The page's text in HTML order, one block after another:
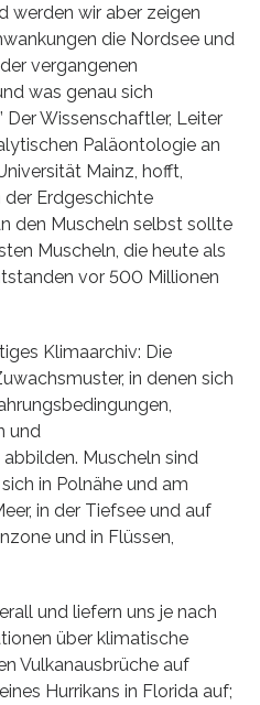
werden wir aber zeigen
die Nordsee und
vergangenen
was genau sich
Wissenschaftler, Leiter
Paläontologie an
Mainz, hofft,
Erdgeschichte
den Muscheln selbst sollte
Muscheln, die heute als
vor 500 Millionen
Klimaarchiv: Die
in denen sich
und
Muscheln sind
in Polnähe und am
in der Tiefsee und auf
und in Flüssen,
und liefern uns je nach
über klimatische
Vulkanausbrüche auf
Hurrikans in Florida auf;